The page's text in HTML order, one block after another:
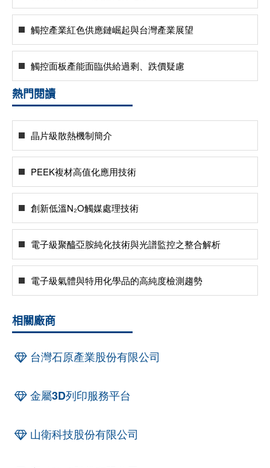
觸控產業紅色供應鏈崛起與台灣產業展望
觸控面板產能面臨供給過剩、跌價疑慮
熱門閱讀
晶片級散熱機制簡介
PEEK複材高值化應用技術
創新低溫N₂O觸媒處理技術
電子級聚醯亞胺純化技術與光譜監控之整合解析
電子級氣體與特用化學品的高純度檢測趨勢
相關廠商
台灣石原產業股份有限公司
金屬3D列印服務平台
山衛科技股份有限公司